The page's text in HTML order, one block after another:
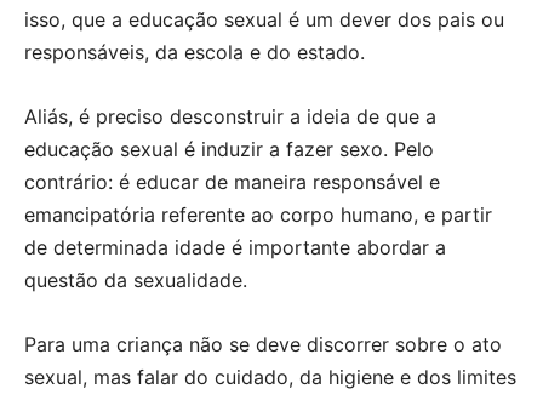
isso, que a educação sexual é um dever dos pais ou
responsáveis, da escola e do estado.
Aliás, é preciso desconstruir a ideia de que a
educação sexual é induzir a fazer sexo. Pelo
contrário: é educar de maneira responsável e
emancipatória referente ao corpo humano, e partir
de determinada idade é importante abordar a
questão da sexualidade.
Para uma criança não se deve discorrer sobre o ato
sexual, mas falar do cuidado, da higiene e dos limites